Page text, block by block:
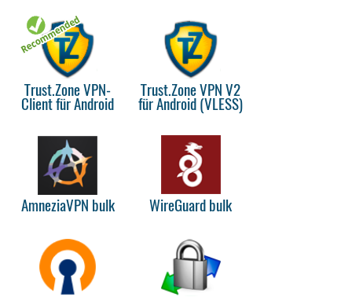
Trust.Zone VPN-
Client für Android
Trust.Zone VPN V2
für Android (VLESS)
AmneziaVPN bulk WireGuard bulk